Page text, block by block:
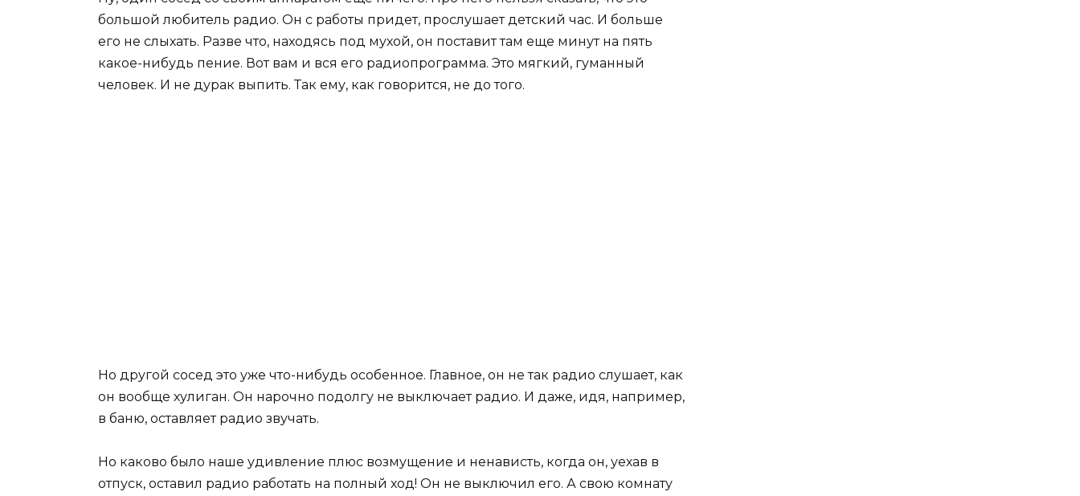
большой любитель радио. Он с работы придет, прослушает детский час. И больше
его не слыхать. Разве что, находясь под мухой, он поставит там еще минут на пять
какое-нибудь пение. Вот вам и вся его радиопрограмма. Это мягкий, гуманный
человек. И не дурак выпить. Так ему, как говорится, не до того.
Но другой сосед это уже что-нибудь особенное. Главное, он не так радио слушает, как
он вообще хулиган. Он нарочно подолгу не выключает радио. И даже, идя, например,
в баню, оставляет радио звучать.
Но каково было наше удивление плюс возмущение и ненависть, когда он, уехав в
отпуск, оставил радио работать на полный ход! Он не выключил его. А свою комнату